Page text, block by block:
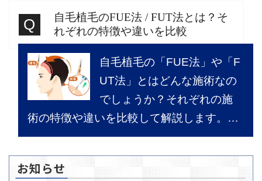
自毛植毛のFUE法 / FUT法とは？そ
れぞれの特徴や違いを比較
自毛植毛の「FUE法」や「F
UT法」とはどんな施術なの
でしょうか？それぞれの施
術の特徴や違いを比較して解説します。…